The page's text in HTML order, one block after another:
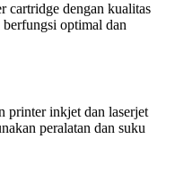
cartridge dengan kualitas
optimal dan
printer inkjet dan laserjet
peralatan dan suku